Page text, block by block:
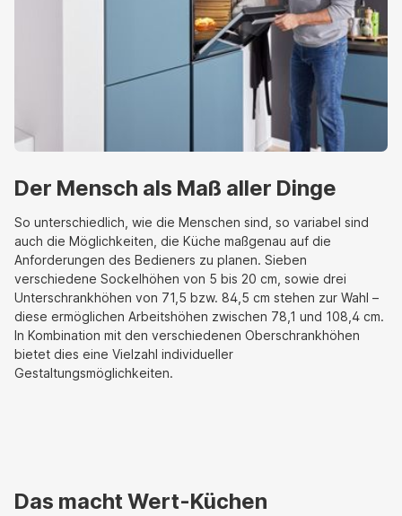
Der Mensch als Maß aller Dinge
So unterschiedlich, wie die Menschen sind, so variabel sind
auch die Möglichkeiten, die Küche maßgenau auf die
Anforderungen des Bedieners zu planen. Sieben
verschiedene Sockelhöhen von 5 bis 20 cm, sowie drei
Unterschrankhöhen von 71,5 bzw. 84,5 cm stehen zur Wahl –
diese ermöglichen Arbeitshöhen zwischen 78,1 und 108,4 cm.
In Kombination mit den verschiedenen Oberschrankhöhen
bietet dies eine Vielzahl individueller
Gestaltungsmöglichkeiten.
Das macht Wert-Küchen